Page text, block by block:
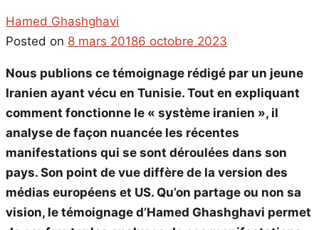
Hamed Ghashghavi
Posted on 8 mars 20186 octobre 2023
Nous publions ce témoignage rédigé par un jeune
Iranien ayant vécu en Tunisie. Tout en expliquant
comment fonctionne le « système iranien », il
analyse de façon nuancée les récentes
manifestations qui se sont déroulées dans son
pays. Son point de vue diffère de la version des
médias européens et US. Qu’on partage ou non sa
vision, le témoignage d’Hamed Ghashghavi permet